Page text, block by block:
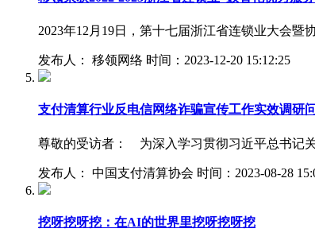
2023年12月19日，第十七届浙江省连锁业大会
发布人： 移领网络 时间：2023-12-20 15:12:25
支付清算行业反电信网络诈骗宣传工作实效调研
尊敬的受访者： 为深入学习贯彻习近平总书记
发布人： 中国支付清算协会 时间：2023-08-28
挖呀挖呀挖：在AI的世界里挖呀挖呀挖